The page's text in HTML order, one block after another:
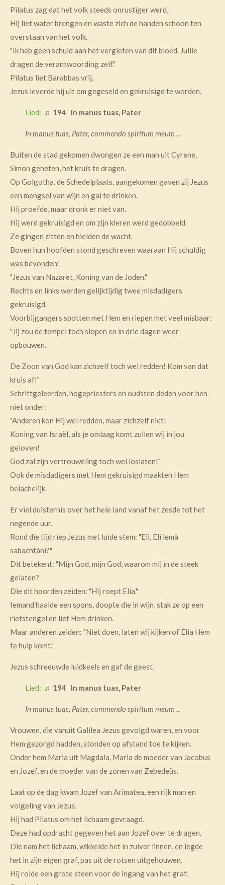
Pilatus zag dat het volk steeds onrustiger werd,
Hij liet water brengen en waste zich de handen schoon ten
overstaan van het volk.
"Ik heb geen schuld aan het vergieten van dit bloed. Jullie
dragen de verantwoording zelf."
Pilatus liet Barabbas vrij.
Jezus leverde hij uit om gegeseld en gekruisigd te worden.
Lied: ♫ 194 In manus tuas, Pater
In manus tuas, Pater, commendo spiritum meum ...
Buiten de stad gekomen dwongen ze een man uit Cyrene,
Simon geheten, het kruis te dragen.
Op Golgotha, de Schedelplaats, aangekomen gaven zij Jezus
een mengsel van wijn en gal te drinken.
Hij proefde, maar dronk er niet van.
Hij werd gekruisigd en om zijn kleren werd gedobbeld.
Ze gingen zitten en hielden de wacht.
Boven hun hoofden stond geschreven waaraan Hij schuldig
was bevonden:
"Jezus van Nazaret, Koning van de Joden."
Rechts en links werden gelijktijdig twee misdadigers
gekruisigd.
Voorbijgangers spotten met Hem en riepen met veel misbaar:
"Jij zou de tempel toch slopen en in drie dagen weer
opbouwen.
De Zoon van God kan zichzelf toch wel redden! Kom van dat
kruis af!"
Schriftgeleerden, hogepriesters en oudsten deden voor hen
niet onder:
"Anderen kon Hij wel redden, maar zichzelf niet!
Koning van Israël, als je omlaag komt zullen wij in jou
geloven!
God zal zijn vertrouweling toch wel loslaten!"
Ook de misdadigers met Hem gekruisigd maakten Hem
belachelijk.
Er viel duisternis over het hele land vanaf het zesde tot het
negende uur.
Rond die tijd riep Jezus met luide stem: "Eli, Eli lemà
sabachtàni?"
Dit betekent: "Mijn God, mijn God, waarom mij in de steek
gelaten?
Die dit hoorden zeiden: "Hij roept Elia."
Iemand haalde een spons, doopte die in wijn, stak ze op een
rietstengel en liet Hem drinken.
Maar anderen zeiden: "Niet doen, laten wij kijken of Elia Hem
te hulp komt."
Jezus schreeuwde luidkeels en gaf de geest.
Lied: ♫ 194 In manus tuas, Pater
In manus tuas, Pater, commendo spiritum meum ...
Vrouwen, die vanuit Galilea Jezus gevolgd waren, en voor
Hem gezorgd hadden, stonden op afstand toe te kijken.
Onder hem Maria uit Magdala, Maria de moeder van Jacobus
en Jozef, en de moeder van de zonen van Zebedeüs.
Laat op de dag kwam Jozef van Arimatea, een rijk man en
volgeling van Jezus.
Hij had Pilatus om het lichaam gevraagd.
Deze had opdracht gegeven het aan Jozef over te dragen.
Die nam het lichaam, wikkelde het in zuiver linnen, en legde
het in zijn eigen graf, pas uit de rotsen uitgehouwen.
Hij rolde een grote steen voor de ingang van het graf.